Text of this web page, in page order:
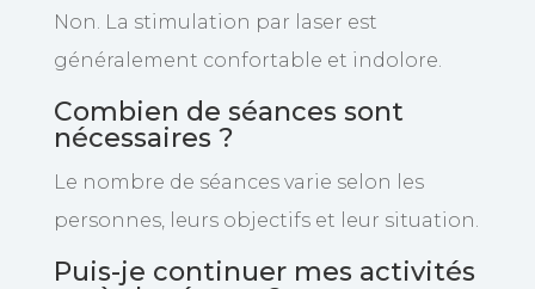
Non. La stimulation par laser est
généralement confortable et indolore.
Combien de séances sont
nécessaires ?
Le nombre de séances varie selon les
personnes, leurs objectifs et leur situation.
Puis-je continuer mes activités